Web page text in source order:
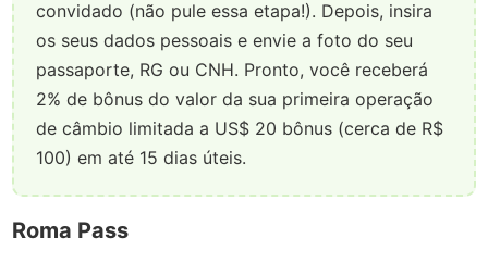
convidado (não pule essa etapa!). Depois, insira
os seus dados pessoais e envie a foto do seu
passaporte, RG ou CNH. Pronto, você receberá
2% de bônus do valor da sua primeira operação
de câmbio limitada a US$ 20 bônus (cerca de R$
100) em até 15 dias úteis.
Roma Pass